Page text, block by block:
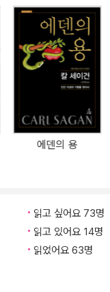
이 적지 않다. 최근 코
이러스 유행이 빌 게
, 백신 역시 접종자의
믿고 백신 접종을 거
생물 교과서에서 진화
했고, ‘약 안 쓰고 아이
유행하기도 했다. 왜
지성주의를 믿는 것일
라지지 않고 끊임없이
불렸던 서구의 중세
생전 마지막으로 펴
Haunted World)』(1
의 부재가 낳은 이 유
안에 이르기까지 치
에덴의 용
읽고 싶어요 73명
읽고 있어요 14명
읽었어요 63명